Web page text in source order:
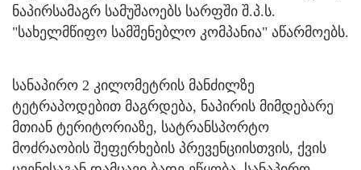
ნაპირსამაგრ სამუშაოებს სარფში შ.პ.ს.
"სახელმწიფო სამშენებლო კომპანია" აწარმოებს.
სანაპირო 2 კილომეტრის მანძილზე
ტეტრაპოდებით მაგრდება, ნაპირის მიმდებარე
მთიან ტერიტორიაზე, სატრანსპორტო
მოძრაობის შეფერხების პრევენციისთვის, ქვის